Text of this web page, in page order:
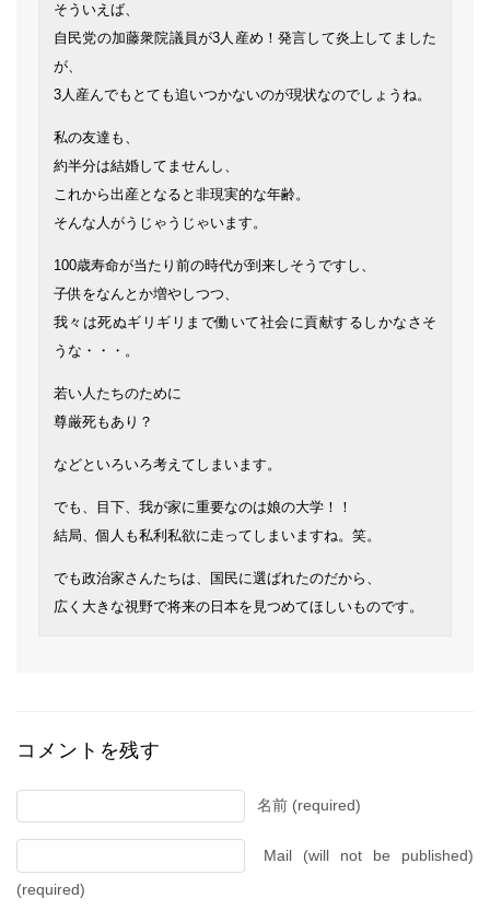
そういえば、
自民党の加藤衆院議員が3人産め！発言して炎上してました
が、
3人産んでもとても追いつかないのが現状なのでしょうね。
私の友達も、
約半分は結婚してませんし、
これから出産となると非現実的な年齢。
そんな人がうじゃうじゃいます。
100歳寿命が当たり前の時代が到来しそうですし、
子供をなんとか増やしつつ、
我々は死ぬギリギリまで働いて社会に貢献するしかなさそ
うな・・・。
若い人たちのために
尊厳死もあり？
などといろいろ考えてしまいます。
でも、目下、我が家に重要なのは娘の大学！！
結局、個人も私利私欲に走ってしまいますね。笑。
でも政治家さんたちは、国民に選ばれたのだから、
広く大きな視野で将来の日本を見つめてほしいものです。
コメントを残す
名前 (required)
Mail (will not be published)
(required)